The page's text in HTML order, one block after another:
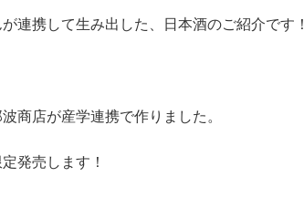
連携して生み出した、日本酒のご紹介です！
商店が産学連携で作りました。
発売します！